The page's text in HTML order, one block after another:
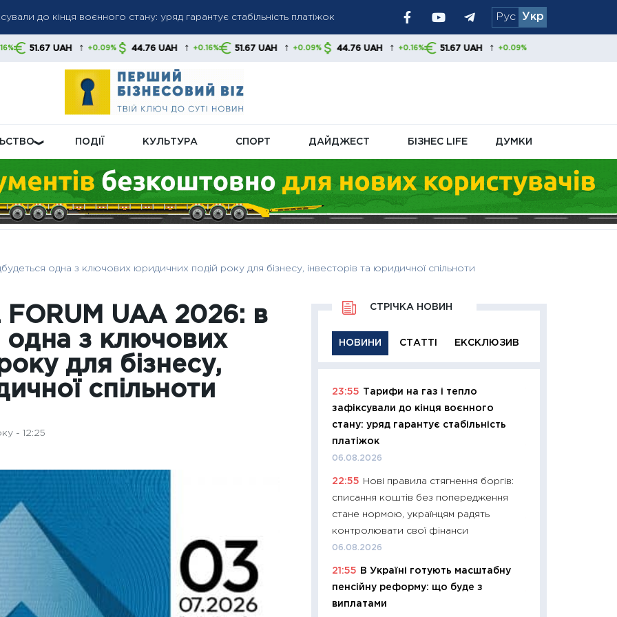
списання коштів без попередження стане нормою, українцям радять
пенсійну реформу: що буде з виплатами
Рус Укр
↑ +0.09% 44.76 UAH ↑ +0.16% 51.67 UAH ↑ +0.09% 44.76 UAH ↑ +0.16% 51.67 UAH ↑ +0.09%
ПОДІЇ КУЛЬТУРА СПОРТ ДАЙДЖЕСТ БІЗНЕС LIFE ДУМКИ
одна з ключових юридичних подій року для бізнесу, інвесторів та юридичної спільноти
FORUM UAA 2026: в
одна з ключових
для бізнесу,
спільноти
- 12:25
НОВИНИ СТАТТІ ЕКСКЛЮЗИВ
СТРІЧКА НОВИН
23:55
Тарифи на газ і тепло
зафіксували до кінця воєнного
стану: уряд гарантує стабільність
платіжок
06.08.2026
22:55
Нові правила стягнення боргів:
списання коштів без попередження
стане нормою, українцям радять
контролювати свої фінанси
06.08.2026
21:55
В Україні готують масштабну
пенсійну реформу: що буде з
виплатами